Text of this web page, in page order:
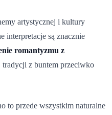
artystycznej i kultury
interpretacje są znacznie
romantyzmu z
tradycji z buntem przeciwko
to przede wszystkim naturalne